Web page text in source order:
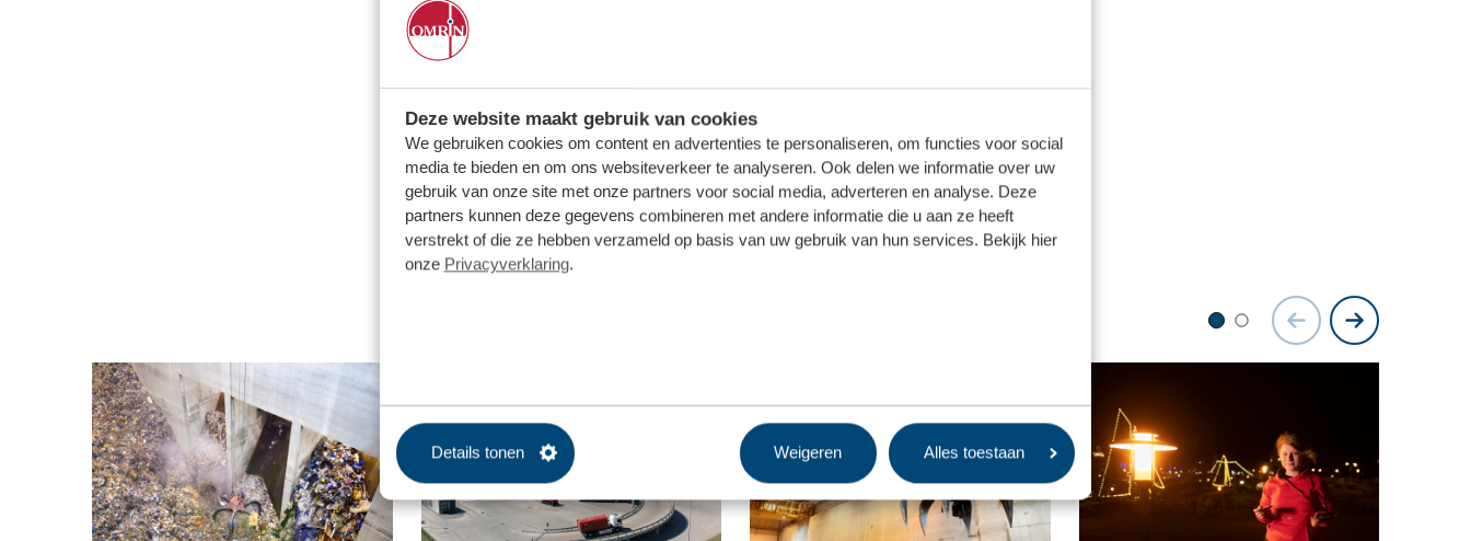
Deze website maakt gebruik van cookies
We gebruiken cookies om content en advertenties te personaliseren, om functies voor social
media te bieden en om ons websiteverkeer te analyseren. Ook delen we informatie over uw
gebruik van onze site met onze partners voor social media, adverteren en analyse. Deze
partners kunnen deze gegevens combineren met andere informatie die u aan ze heeft
verstrekt of die ze hebben verzameld op basis van uw gebruik van hun services. Bekijk hier
onze Privacyverklaring.
Details tonen Weigeren Alles toestaan